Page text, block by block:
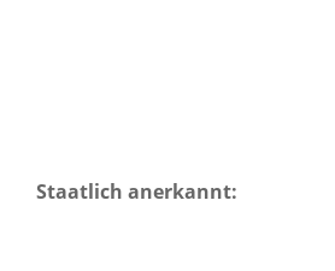
Staatlich anerkannt: